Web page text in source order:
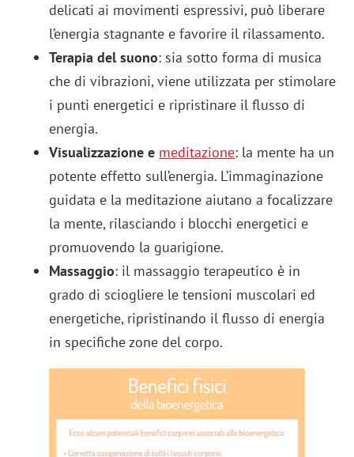
delicati ai movimenti espressivi, può liberare
l’energia stagnante e favorire il rilassamento.
Terapia del suono: sia sotto forma di musica
che di vibrazioni, viene utilizzata per stimolare
i punti energetici e ripristinare il flusso di
energia.
Visualizzazione e meditazione: la mente ha un
potente effetto sull’energia. L’immaginazione
guidata e la meditazione aiutano a focalizzare
la mente, rilasciando i blocchi energetici e
promuovendo la guarigione.
Massaggio: il massaggio terapeutico è in
grado di sciogliere le tensioni muscolari ed
energetiche, ripristinando il flusso di energia
in specifiche zone del corpo.